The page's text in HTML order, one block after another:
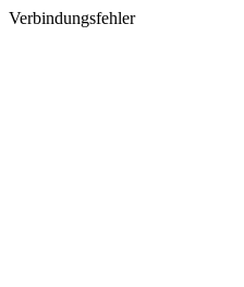
Verbindungsfehler